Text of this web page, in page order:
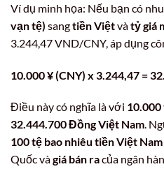
Ví dụ minh họa: Nếu bạn có
vạn tệ) sangtiền Việtvàtỷ giá
3.244,47 VND/CNY, áp dụng
10.000 ¥ (CNY) x 3.244,47 =
Điều này có nghĩa là với 10.000
32.444.700 Đồng Việt Nam.
100 tệ bao nhiêu tiền Việt Nam
Quốc vàgiá bán racủa ngân